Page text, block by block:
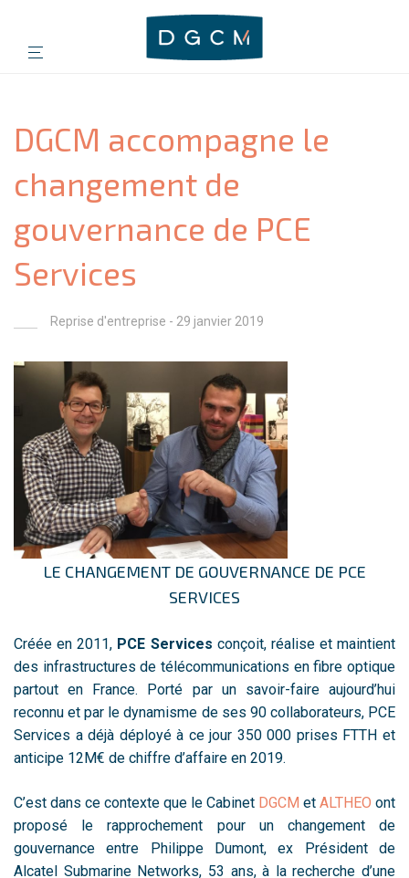
DGCM accompagne le
changement de
gouvernance de PCE
Services
Reprise d'entreprise - 29 janvier 2019
LE CHANGEMENT DE GOUVERNANCE DE PCE
SERVICES
Créée en 2011, PCE Services conçoit, réalise et maintient
des infrastructures de télécommunications en fibre optique
partout en France. Porté par un savoir-faire aujourd’hui
reconnu et par le dynamisme de ses 90 collaborateurs, PCE
Services a déjà déployé à ce jour 350 000 prises FTTH et
anticipe 12M€ de chiffre d’affaire en 2019.
C’est dans ce contexte que le Cabinet DGCM et ALTHEO ont
proposé le rapprochement pour un changement de
gouvernance entre Philippe Dumont, ex Président de
Alcatel Submarine Networks, 53 ans, à la recherche d’une